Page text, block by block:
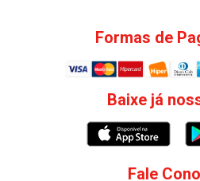
Formas de
Baixe já
Fale